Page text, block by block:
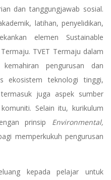
dan tanggungjawab sosial.
latihan, penyelidikan,
elemen Sustainable
TVET Termaju dalam
pengurusan dan
ekosistem teknologi tinggi,
juga aspek sumber
Selain itu, kurikulum
prinsip Environmental,
memperkukuh pengurusan
kepada pelajar untuk